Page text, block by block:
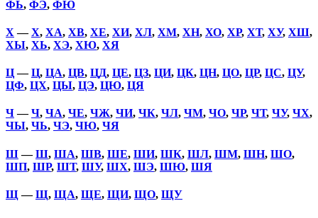
ФЬ, ФЭ, ФЮ
Х —Х, ХА, ХВ, ХЕ, ХИ, ХЛ, ХМ, ХН, ХО, ХР, ХТ, ХУ, ХШ,
ХЫ, ХЬ, ХЭ, ХЮ, ХЯ
Ц—Ц, ЦА, ЦВ, ЦД, ЦЕ, ЦЗ, ЦИ, ЦК, ЦН, ЦО, ЦР, ЦС, ЦУ,
ЦФ, ЦХ, ЦЫ, ЦЭ, ЦЮ, ЦЯ
Ч—Ч, ЧА, ЧЕ, ЧЖ, ЧИ, ЧК, ЧЛ, ЧМ, ЧО, ЧР, ЧТ, ЧУ, ЧХ,
ЧЫ, ЧЬ, ЧЭ, ЧЮ, ЧЯ
Ш—Ш, ША, ШВ, ШЕ, ШИ, ШК, ШЛ, ШМ, ШН, ШО,
ШП, ШР, ШТ, ШУ, ШХ, ШЭ, ШЮ, ШЯ
Щ —Щ, ЩА, ЩЕ, ЩИ, ЩО, ЩУ